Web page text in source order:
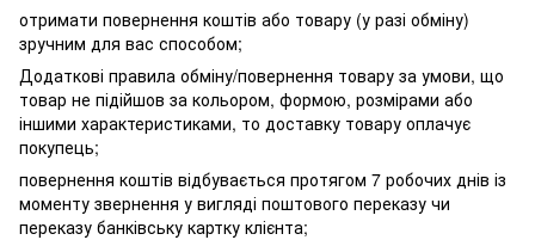
отримати повернення коштів або товару (у разі обміну)
зручним для вас способом;
Додаткові правила обміну/повернення товару за умови, що
товар не підійшов за кольором, формою, розмірами або
іншими характеристиками, то доставку товару оплачує
покупець;
повернення коштів відбувається протягом 7 робочих днів із
моменту звернення у вигляді поштового переказу чи
переказу банківську картку клієнта;